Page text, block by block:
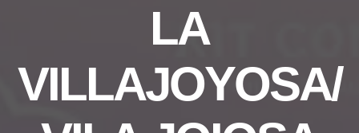
LA
VILLAJOYOSA/